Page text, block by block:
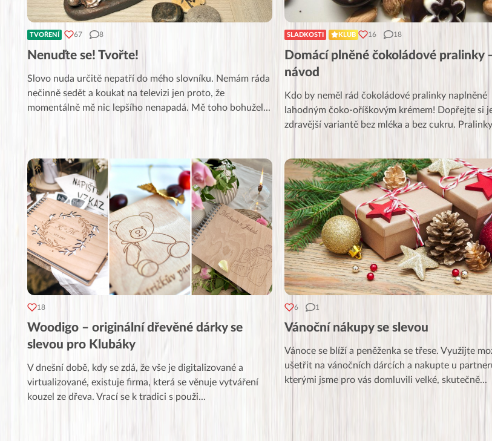
TVOŘENÍ 67 8
Nenuďte se! Tvořte!
Slovo nuda určitě nepatří do mého slovníku. Nemám ráda
nečinně sedět a koukat na televizi jen proto, že
momentálně mě nic lepšího nenapadá. Mě toho bohužel...
SLADKOSTI KLUB 16 18
Domácí plněné čokoládové pralinky
návod
Kdo by neměl rád čokoládové pralinky naplněné
lahodným čoko-oříškovým krémem! Dopřejte si
zdravější variantě bez mléka a bez cukru.
18
Woodigo – originální dřevěné dárky se
slevou pro Klubáky
V dnešní době, kdy se zdá, že vše je digitalizované a
virtualizované, existuje firma, která se věnuje vytváření
kouzel ze dřeva. Vrací se k tradici s použi...
6 1
Vánoční nákupy se slevou
Vánoce se blíží a peněženka se třese. Využijte
ušetřit na vánočních dárcích a nakupte u
kterými jsme pro vás domluvili velké, skutečně...